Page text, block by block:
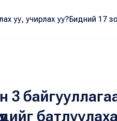
уу, учирлах уу?Бидний 17
3